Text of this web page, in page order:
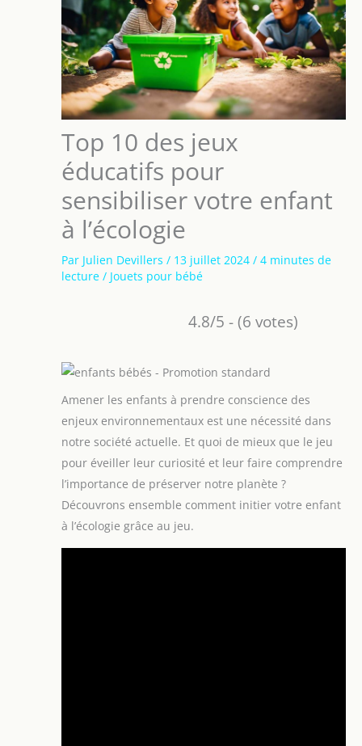
Top 10 des jeux
éducatifs pour
sensibiliser votre enfant
à l’écologie
Par Julien Devillers / 13 juillet 2024 / 4 minutes de
lecture / Jouets pour bébé
4.8/5 - (6 votes)
Amener les enfants à prendre conscience des
enjeux environnementaux est une nécessité dans
notre société actuelle. Et quoi de mieux que le jeu
pour éveiller leur curiosité et leur faire comprendre
l’importance de préserver notre planète ?
Découvrons ensemble comment initier votre enfant
à l’écologie grâce au jeu.